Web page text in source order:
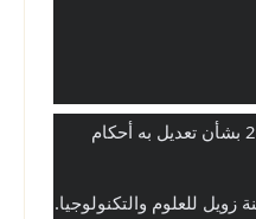
زويل للعلوم والتكنولوجيا.